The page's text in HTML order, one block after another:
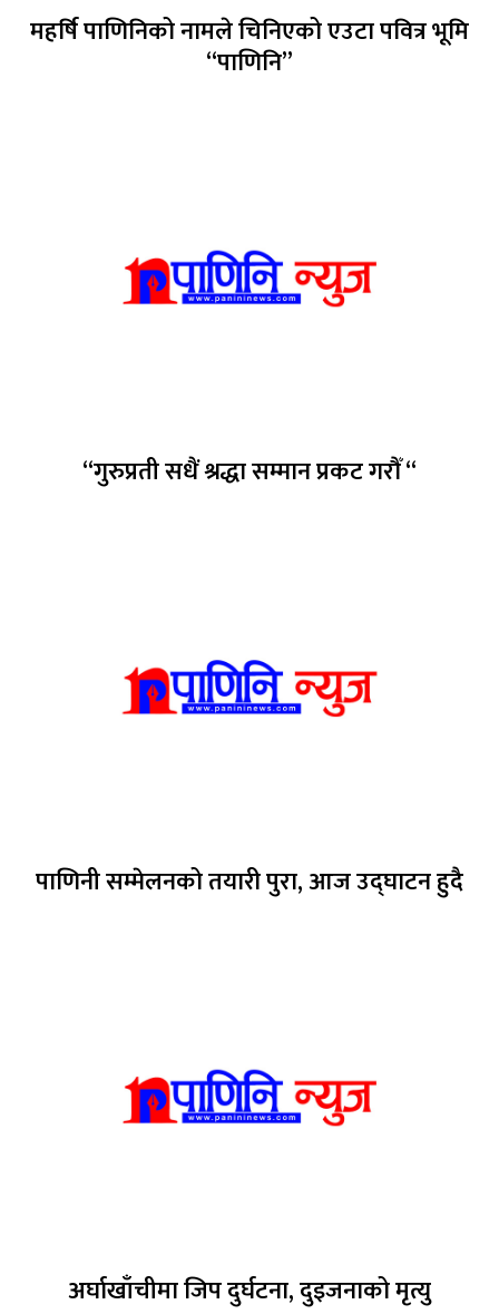
महर्षि पाणिनिको नामले चिनिएको एउटा पवित्र भूमि
“पाणिनि”
“गुरुप्रती सधैं श्रद्धा सम्मान प्रकट गरौँ “
पाणिनी सम्मेलनको तयारी पुरा, आज उद्घाटन हुदै
अर्घाखाँचीमा जिप दुर्घटना, दुइजनाको मृत्यु